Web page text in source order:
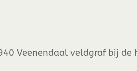
Veenendaal veldgraf bij de